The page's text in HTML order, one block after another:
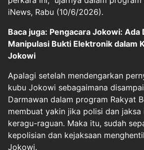
iNews, Rabu (10/6/2026).
Baca juga: Pengacara Jokowi: Ada
Manipulasi Bukti Elektronik dalam
Jokowi
Apalagi setelah mendengarkan
kubu Jokowi sebagaimana
Darmawan dalam program Rakyat
membuat yakin jika polisi dan jaksa
keragu-raguan. Maka itu, sudah
kepolisian dan kejaksaan
Jokowi.